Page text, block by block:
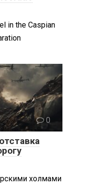
in the Caspian
0
холмами